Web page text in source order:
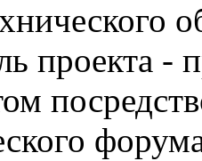
проекта -